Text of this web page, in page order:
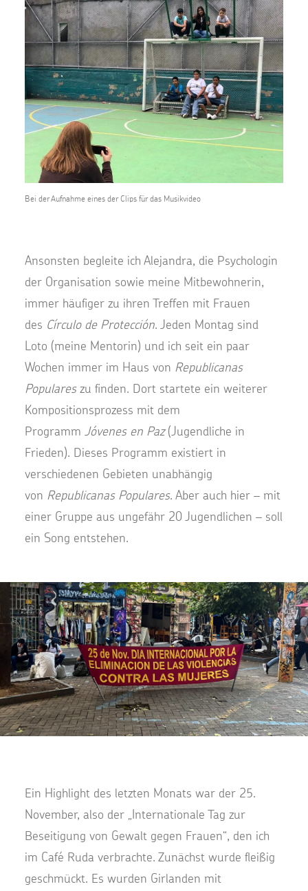
Bei der Aufnahme eines der Clips für das Musikvideo
Ansonsten begleite ich Alejandra, die Psychologin
der Organisation sowie meine Mitbewohnerin,
immer häufiger zu ihren Treffen mit Frauen
des Círculo de Protección. Jeden Montag sind
Loto (meine Mentorin) und ich seit ein paar
Wochen immer im Haus von Republicanas
Populareszu finden. Dort startete ein weiterer
Kompositionsprozess mit dem
Programm Jóvenes en Paz(Jugendliche in
Frieden). Dieses Programm existiert in
verschiedenen Gebieten unabhängig
von Republicanas Populares. Aber auch hier – mit
einer Gruppe aus ungefähr 20 Jugendlichen – soll
ein Song entstehen.
Ein Highlight des letzten Monats war der 25.
November, also der „Internationale Tag zur
Beseitigung von Gewalt gegen Frauen“, den ich
im Café Ruda verbrachte. Zunächst wurde fleißig
geschmückt. Es wurden Girlanden mit